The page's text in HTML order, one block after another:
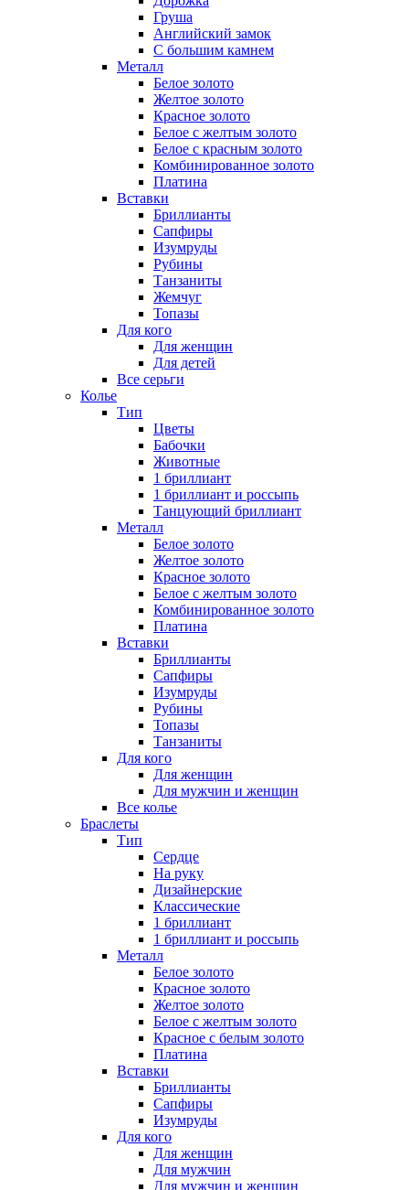
Груша
Английский замок
С большим камнем
Металл
Белое золото
Желтое золото
Красное золото
Белое с желтым золото
Белое с красным золото
Комбинированное золото
Платина
Вставки
Бриллианты
Сапфиры
Изумруды
Рубины
Танзаниты
Жемчуг
Топазы
Для кого
Для женщин
Для детей
Все серьги
Колье
Тип
Цветы
Бабочки
Животные
1 бриллиант
1 бриллиант и россыпь
Танцующий бриллиант
Металл
Белое золото
Желтое золото
Красное золото
Белое с желтым золото
Комбинированное золото
Платина
Вставки
Бриллианты
Сапфиры
Изумруды
Рубины
Топазы
Танзаниты
Для кого
Для женщин
Для мужчин и женщин
Все колье
Браслеты
Тип
Сердце
На руку
Дизайнерские
Классические
1 бриллиант
1 бриллиант и россыпь
Металл
Белое золото
Красное золото
Желтое золото
Белое с желтым золото
Красное с белым золото
Платина
Вставки
Бриллианты
Сапфиры
Изумруды
Для кого
Для женщин
Для мужчин
Для мужчин и женщин